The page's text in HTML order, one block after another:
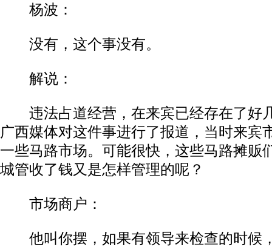
杨波：
没有，这个事没有。
解说：
违法占道经营，在来宾已经存在了好
广西媒体对这件事进行了报道，当时来宾
一些马路市场。可能很快，这些马路摊贩
城管收了钱又是怎样管理的呢？
市场商户：
他叫你摆，如果有领导来检查的时候